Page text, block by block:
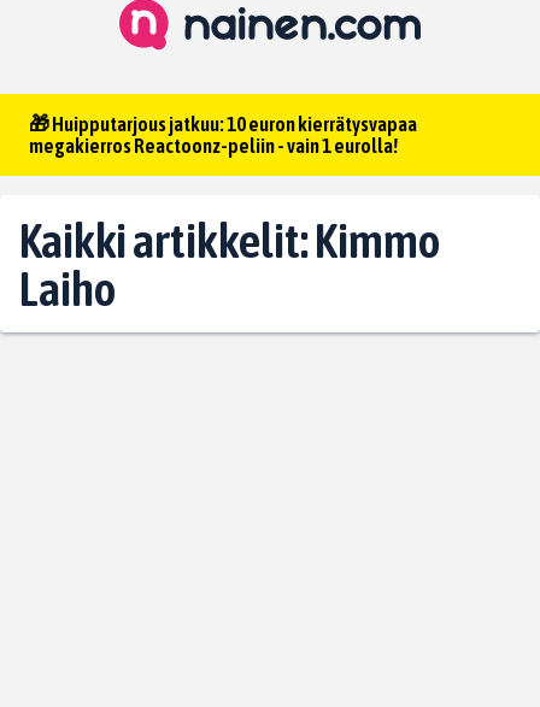
🎁 Huipputarjous jatkuu: 10 euron kierrätysvapaa
megakierros Reactoonz-peliin - vain 1 eurolla!
Kaikki artikkelit: Kimmo
Laiho